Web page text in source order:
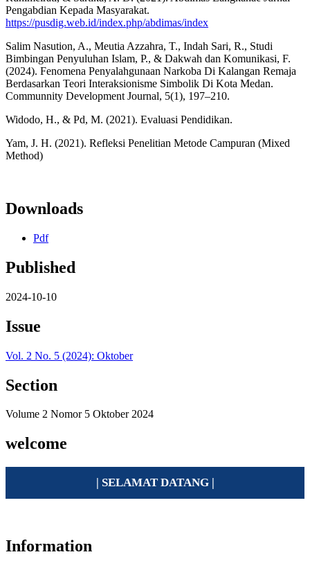
Pengabdian Kepada Masyarakat.
https://pusdig.web.id/index.php/abdimas/index
Salim Nasution, A., Meutia Azzahra, T., Indah Sari, R., Studi
Bimbingan Penyuluhan Islam, P., & Dakwah dan Komunikasi, F.
(2024). Fenomena Penyalahgunaan Narkoba Di Kalangan Remaja
Berdasarkan Teori Interaksionisme Simbolik Di Kota Medan.
Communnity Development Journal, 5(1), 197–210.
Widodo, H., & Pd, M. (2021). Evaluasi Pendidikan.
Yam, J. H. (2021). Refleksi Penelitian Metode Campuran (Mixed
Method)
Downloads
Pdf
Published
2024-10-10
Issue
Vol. 2 No. 5 (2024): Oktober
Section
Volume 2 Nomor 5 Oktober 2024
welcome
| SELAMAT DATANG |
Information